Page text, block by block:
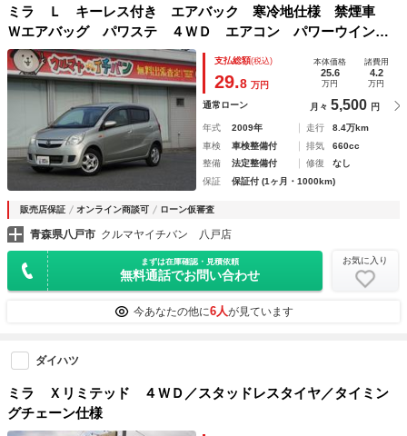
ミラ Ｌ キーレス付き エアバック 寒冷地仕様 禁煙車
Ｗエアバッグ パワステ ４ＷＤ エアコン パワーウインド
ー
支払総額(税込)
29.8 万円
本体価格
25.6
万円
諸費用
4.2
万円
通常ローン 月々 5,500 円
年式 2009年 走行
8.4万km
車検
車検整備付 排気
660cc
整備
法定整備付 修復
なし
保証
保証付 (1ヶ月・1000km)
販売店保証 オンライン商談可 ローン仮審査
青森県八戸市 クルマヤイチバン 八戸店
まずは在庫確認・見積依頼
無料通話でお問い合わせ
お気に入り
今あなたの他に6人が見ています
ダイハツ
ミラ Ｘリミテッド ４ＷＤ／スタッドレスタイヤ／タイミン
グチェーン仕様